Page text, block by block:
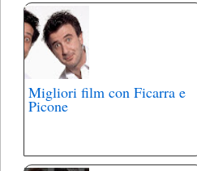
Migliori film con Ficarra e
Picone